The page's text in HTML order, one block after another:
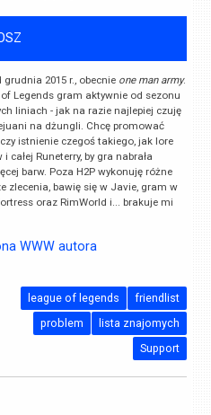
grudnia 2015 r., obecnie one man army.
of Legends gram aktywnie od sezonu
liniach - jak na razie najlepiej czuję
na dżungli. Chcę promować
istnienie czegoś takiego, jak lore
całej Runeterry, by gra nabrała
barw. Poza H2P wykonuję różne
zlecenia, bawię się w Javie, gram w
oraz RimWorld i... brakuje mi
WWW autora
friendlist
league of legends
lista znajomych
problem
Support